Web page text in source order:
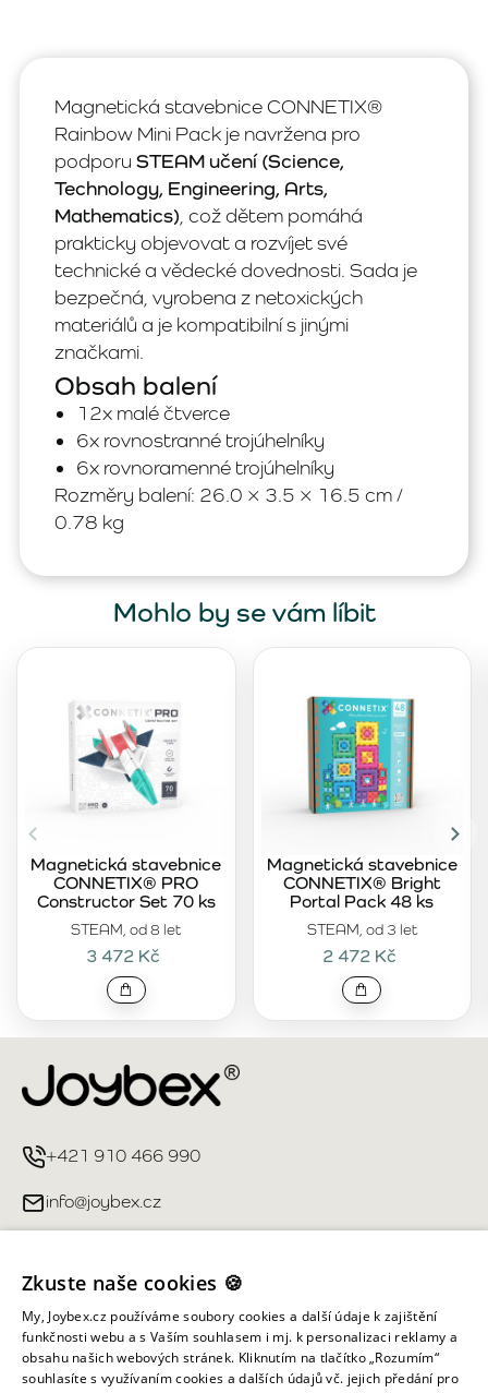
Magnetická stavebnice CONNETIX®
Rainbow Mini Pack je navržena pro
podporu STEAM učení (Science,
Technology, Engineering, Arts,
Mathematics) , což dětem pomáhá
prakticky objevovat a rozvíjet své
technické a vědecké dovednosti. Sada je
bezpečná, vyrobena z netoxických
materiálů a je kompatibilní s jinými
značkami.
Obsah balení
12x malé čtverce
6x rovnostranné trojúhelníky
6x rovnoramenné trojúhelníky
Rozměry balení: 26.0 × 3.5 × 16.5 cm /
0.78 kg
Mohlo by se vám líbit
STEAM, od 8 let
Magnetická stavebnice
CONNETIX® PRO
Constructor Set 70 ks
3 472 Kč
STEAM, od 3 let
Magnetická stavebnice
CONNETIX® Bright
Portal Pack 48 ks
2 472 Kč
+421 910 466 990
info@joybex.cz
Můj účet
Informace obchodu
Zkuste naše cookies 🍪
My, Joybex.cz používáme soubory cookies a další údaje k zajištění
funkčnosti webu a s Vaším souhlasem i mj. k personalizaci reklamy a
obsahu našich webových stránek. Kliknutím na tlačítko „Rozumím“
souhlasíte s využívaním cookies a dalších údajů vč. jejich předání pro